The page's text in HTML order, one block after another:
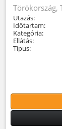
Törökország,
Utazás:
Időtartam:
Kategória:
Ellátás:
Típus: